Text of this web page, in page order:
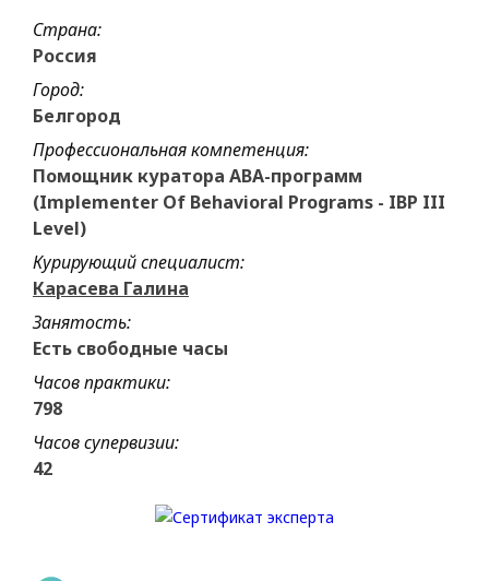
Страна:
Россия
Город:
Белгород
Профессиональная компетенция:
Помощник куратора АВА-программ
(Implementer Of Behavioral Programs - IBP III
Level)
Курирующий специалист:
Карасева Галина
Занятость:
Есть свободные часы
Часов практики:
798
Часов супервизии:
42